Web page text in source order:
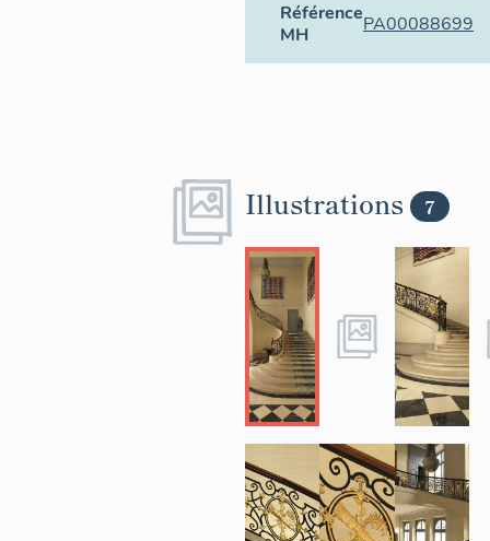
Référence
MH
PA00088699
Illustrations 7